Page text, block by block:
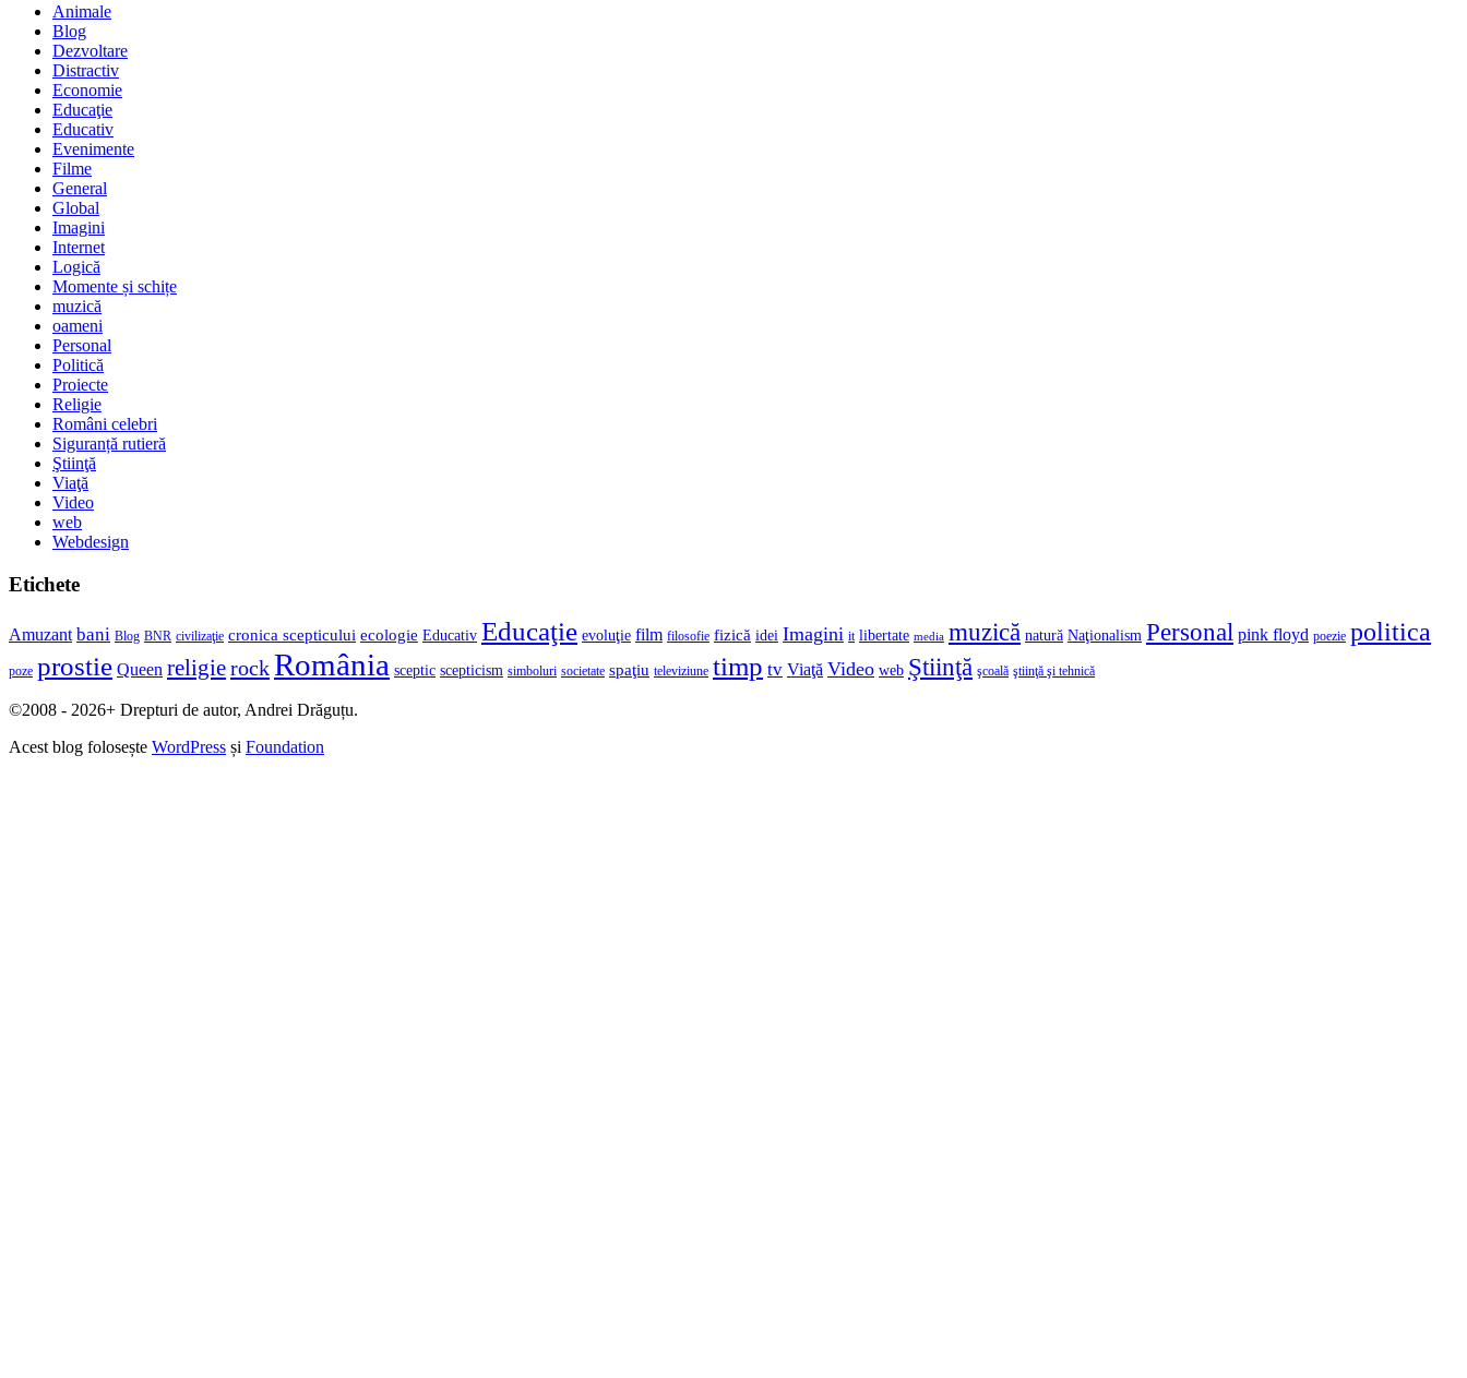
Animale
Blog
Dezvoltare
Distractiv
Economie
Educaţie
Educativ
Evenimente
Filme
General
Global
Imagini
Internet
Logică
Momente și schițe
muzică
oameni
Personal
Politică
Proiecte
Religie
Români celebri
Siguranță rutieră
Ştiinţă
Viaţă
Video
web
Webdesign
Etichete
Amuzant bani Blog BNR civilizaţie cronica scepticului ecologie Educativ Educaţie evoluţie film filosofie fizică idei Imagini it libertate media muzică natură Naţionalism Personal pink floyd poezie politica
poze prostie Queen religierockRomânia sceptic scepticism simboluri societate spaţiu televiziune timp tv Viaţă Video web Ştiinţă şcoală ştiinţă şi tehnică
©2008 - 2026+ Drepturi de autor, Andrei Drăguțu.
Acest blog folosește WordPress și Foundation